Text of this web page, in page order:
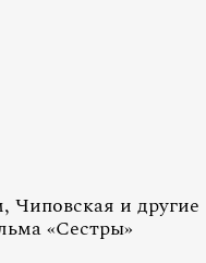
и другие
«Сестры»